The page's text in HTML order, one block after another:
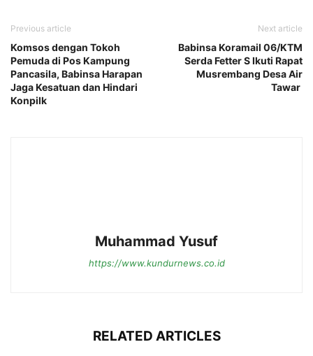
Previous article
Komsos dengan Tokoh
Pemuda di Pos Kampung
Pancasila, Babinsa Harapan
Jaga Kesatuan dan Hindari
Konpilk
Next article
Babinsa Koramail 06/KTM
Serda Fetter S Ikuti Rapat
Musrembang Desa Air
Tawar
Muhammad Yusuf
https://www.kundurnews.co.id
RELATED ARTICLES